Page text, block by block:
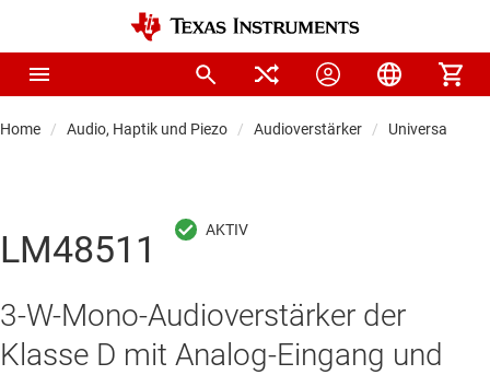
Home Audio, Haptik und Piezo Audioverstärker
LM48511
3-W-Mono-Audioverstärker der
Klasse D mit Analog-Eingang und